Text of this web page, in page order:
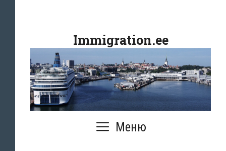
содержимомуImmigration.ee
Меню